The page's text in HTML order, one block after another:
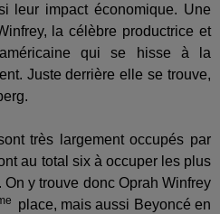
leur impact économique. Une
la célèbre productrice et
qui se hisse à la
Juste derrière elle se trouve,
très largement occupés par
au total six à occuper les plus
y trouve donc Oprah Winfrey
place, mais aussi Beyoncé en